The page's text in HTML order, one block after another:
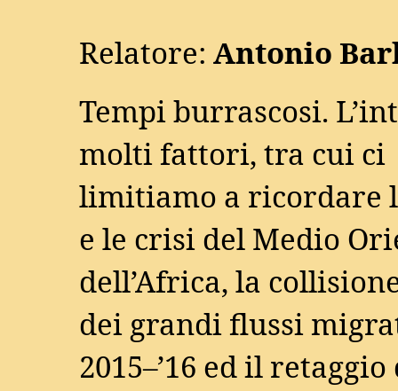
Relatore: Antonio
Tempi burrascosi.
molti fattori, tra cui ci
limitiamo a ricordare
e le crisi del Medio
dell’Africa, la
dei grandi flussi
2015–’16 ed il